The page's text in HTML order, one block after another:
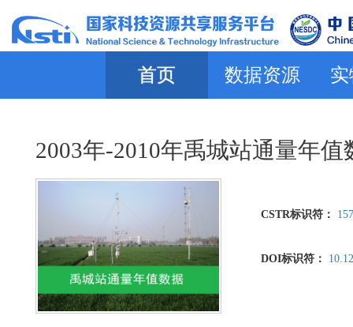
首页 数据资源
2003年-2010年禹城站通量年值
CSTR标识符：
DOI标识符：